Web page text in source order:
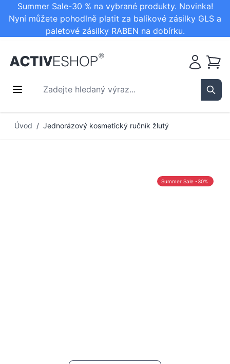
Summer Sale-30 % na vybrané produkty. Novinka!
Nyní můžete pohodlně platit za balíkové zásilky GLS a
paletové zásilky RABEN na dobírku.
Zadejte hledaný výraz...
Košík
Úvod / Jednorázový kosmetický ručník žlutý
Summer Sale -30%